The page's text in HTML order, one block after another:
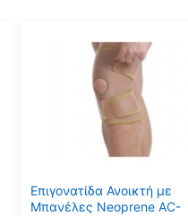
Επιγονατίδα Ανοικτή με
Μπανέλες Neoprene AC-
πολλαπλές
παραλλαγές.
μπορούν
να